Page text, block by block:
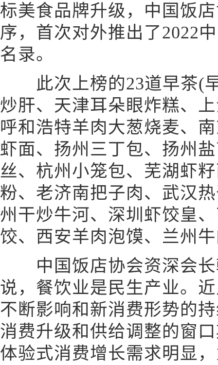
标美食品牌升级，中国饭
序，首次对外推出了2022
名录。
此次上榜的23道早茶(
炒肝、天津耳朵眼炸糕、
呼和浩特羊肉大葱烧麦、
虾面、扬州三丁包、扬州
丝、杭州小笼包、芜湖虾
粉、老济南把子肉、武汉
州干炒牛河、深圳虾饺皇
饺、西安羊肉泡馍、兰州
中国饭店协会资深会长
说，餐饮业是民生产业。
不断影响和新消费形势的
消费升级和供给调整的窗
体验式消费增长需求明显